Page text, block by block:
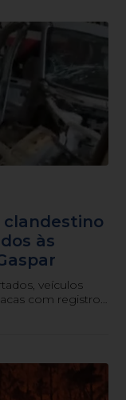
clandestino
às
veículos
com registro